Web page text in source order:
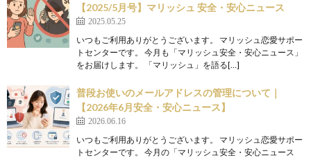
【2025/5月号】マリッシュ 安全・安心ニュース
2025.05.25
いつもご利用ありがとうございます。 マリッシュ恋愛サポー
トセンターです。 今月も「マリッシュ安全・安心ニュース」
をお届けします。 「マリッシュ」を語る[…]
普段お使いのメールアドレスの管理について｜
【2026年6月安全・安心ニュース】
2026.06.16
いつもご利用ありがとうございます。 マリッシュ恋愛サポー
トセンターです。 今月の「マリッシュ安全・安心ニュース